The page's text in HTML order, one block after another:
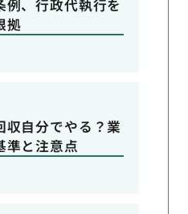
例、行政代執行を
拠
収自分でやる？業
準と注意点